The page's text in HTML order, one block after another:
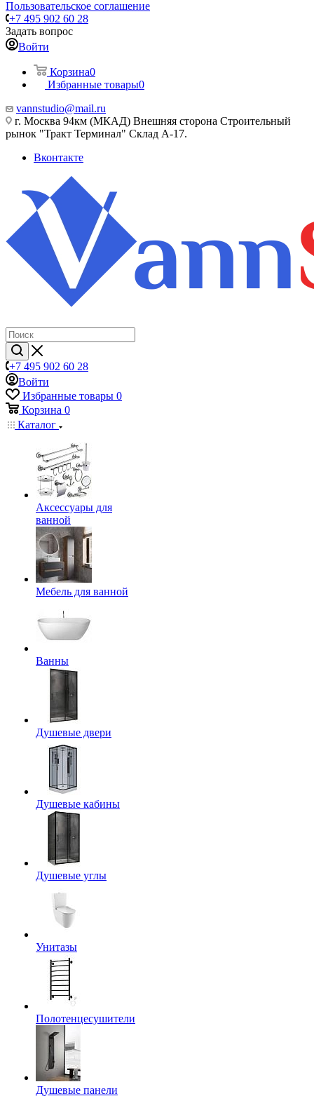
Пользовательское соглашение
+7 495 902 60 28
Задать вопрос
Войти
Корзина0
Избранные товары0
vannstudio@mail.ru
г. Москва 94км (МКАД) Внешняя сторона Строительный
рынок "Тракт Терминал" Склад А-17.
Вконтакте
+7 495 902 60 28
Войти
Избранные товары 0
Корзина 0
Каталог
Аксессуары для
ванной
Мебель для ванной
Ванны
Душевые двери
Душевые кабины
Душевые углы
Унитазы
Полотенцесушители
Душевые панели